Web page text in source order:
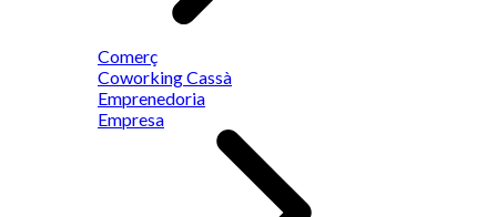
Comerç
Coworking Cassà
Emprenedoria
Empresa